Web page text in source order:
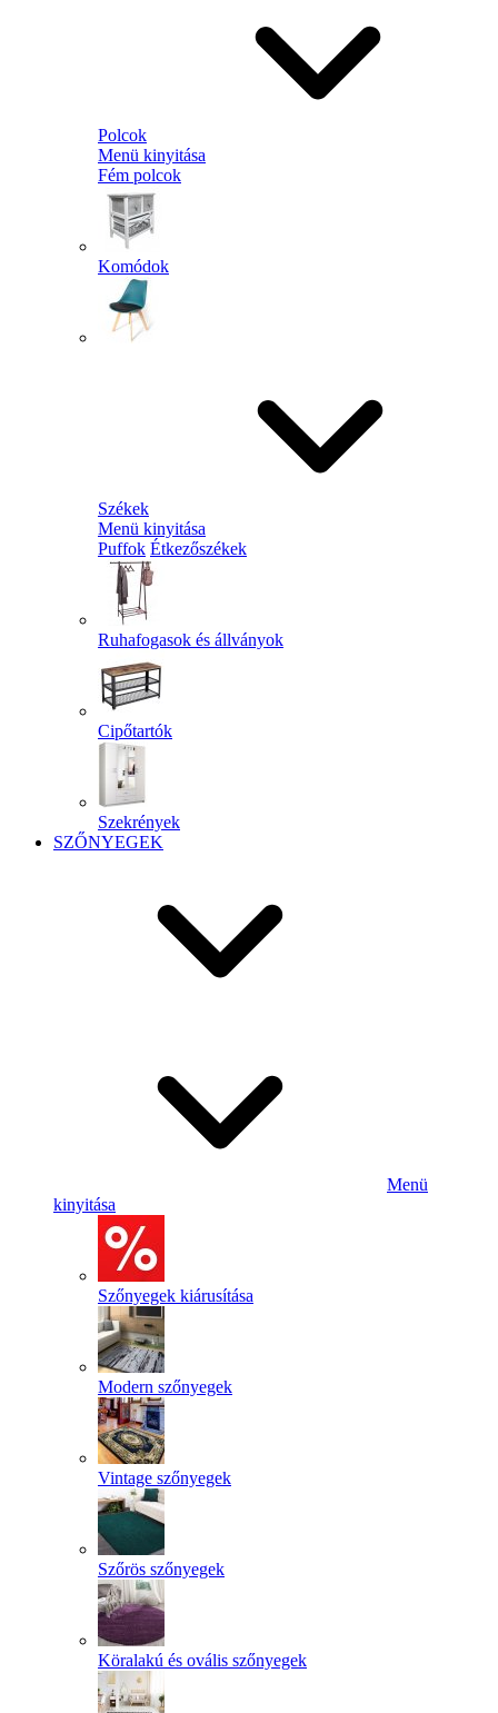
Polcok
Menü kinyitása
Fém polcok
Komódok
Székek
Menü kinyitása
Puffok Étkezőszékek
Ruhafogasok és állványok
Cipőtartók
Szekrények
SZŐNYEGEK
Menü
kinyitása
Szőnyegek kiárusítása
Modern szőnyegek
Vintage szőnyegek
Szőrös szőnyegek
Köralakú és ovális szőnyegek